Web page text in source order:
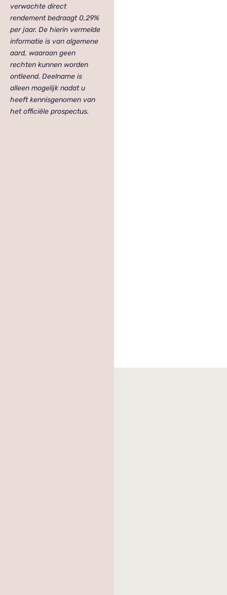
verwachte direct
rendement bedraagt 0,29%
per jaar. De hierin vermelde
informatie is van algemene
aard, waaraan geen
rechten kunnen worden
ontleend. Deelname is
alleen mogelijk nadat u
heeft kennisgenomen van
het officiële prospectus.